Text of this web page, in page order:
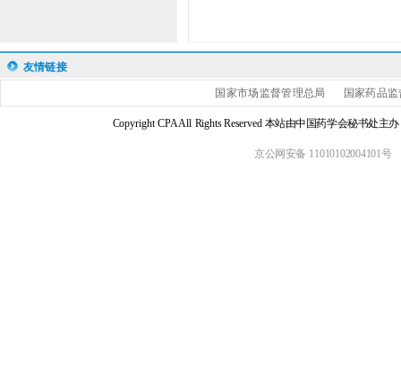
友情链接
国家市场监督管理总局 国家药品
Copyright CPA All Rights Reserved 本站由中国药学会秘书处主
京公网安备 11010102004101号